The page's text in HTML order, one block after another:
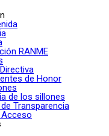
RANME
de Honor
de los sillones
Transparencia